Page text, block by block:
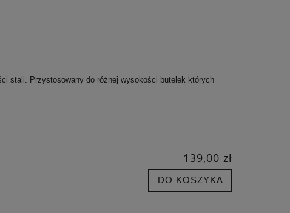
stali. Przystosowany do różnej wysokości butelek których
139,00 zł
DO KOSZYKA